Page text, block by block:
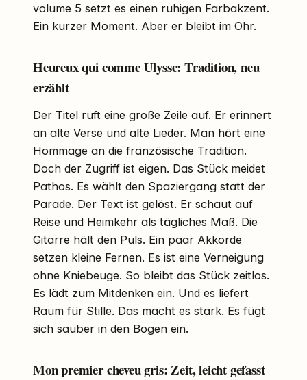
volume 5 setzt es einen ruhigen Farbakzent.
Ein kurzer Moment. Aber er bleibt im Ohr.
Heureux qui comme Ulysse: Tradition, neu
erzählt
Der Titel ruft eine große Zeile auf. Er erinnert
an alte Verse und alte Lieder. Man hört eine
Hommage an die französische Tradition.
Doch der Zugriff ist eigen. Das Stück meidet
Pathos. Es wählt den Spaziergang statt der
Parade. Der Text ist gelöst. Er schaut auf
Reise und Heimkehr als tägliches Maß. Die
Gitarre hält den Puls. Ein paar Akkorde
setzen kleine Fernen. Es ist eine Verneigung
ohne Kniebeuge. So bleibt das Stück zeitlos.
Es lädt zum Mitdenken ein. Und es liefert
Raum für Stille. Das macht es stark. Es fügt
sich sauber in den Bogen ein.
Mon premier cheveu gris: Zeit, leicht gefasst